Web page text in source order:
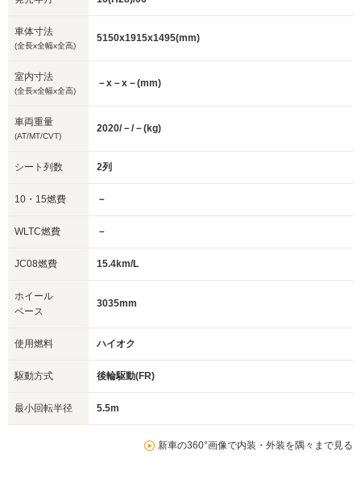
車体寸法
(全長x全幅x全高)
5150x1915x1495(mm)
室内寸法
(全長x全幅x全高)
－x－x－(mm)
車両重量
(AT/MT/CVT)
2020/－/－(kg)
シート列数 2列
10・15燃費 －
WLTC燃費 －
JC08燃費 15.4km/L
ホイール
ベース
3035mm
使用燃料 ハイオク
駆動方式 後輪駆動(FR)
最小回転半径 5.5m
新車の360°画像で内装・外装を隅々まで見る